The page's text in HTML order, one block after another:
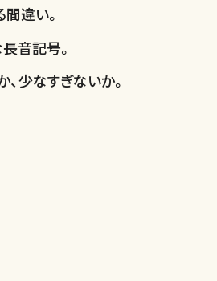
違い。
音記号。
少なすぎないか。